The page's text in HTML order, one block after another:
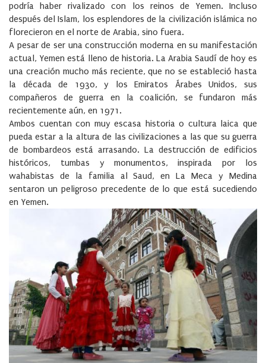
podría haber rivalizado con los reinos de Yemen. Incluso
después del Islam, los esplendores de la civilización islámica no
florecieron en el norte de Arabia, sino fuera.
A pesar de ser una construcción moderna en su manifestación
actual, Yemen está lleno de historia. La Arabia Saudí de hoy es
una creación mucho más reciente, que no se estableció hasta
la década de 1930, y los Emiratos Árabes Unidos, sus
compañeros de guerra en la coalición, se fundaron más
recientemente aún, en 1971.
Ambos cuentan con muy escasa historia o cultura laica que
pueda estar a la altura de las civilizaciones a las que su guerra
de bombardeos está arrasando. La destrucción de edificios
históricos, tumbas y monumentos, inspirada por los
wahabistas de la familia al Saud, en La Meca y Medina
sentaron un peligroso precedente de lo que está sucediendo
en Yemen.